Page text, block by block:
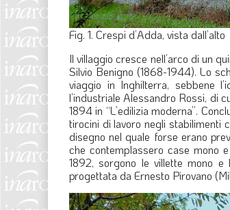
Fig. 1. Crespi d’Adda, vista dall’alto
Il villaggio cresce nell’arco di un
Silvio Benigno (1868-1944). Lo
viaggio in Inghilterra, sebbene
l’industriale Alessandro Rossi, di
1894 in “L’edilizia moderna”.
tirocini di lavoro negli stabilimenti
disegno nel quale forse erano
che contemplassero case mono
1892, sorgono le villette mono
progettata da Ernesto Pirovano